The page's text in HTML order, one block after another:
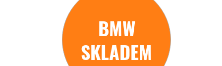
BMW
SKLADEM